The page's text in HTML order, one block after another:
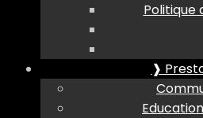
Politique
❱